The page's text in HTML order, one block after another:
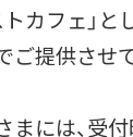
カフェ」と
ご提供させ
まには、受